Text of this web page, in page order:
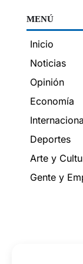
MENÚ
Inicio
Noticias
Opinión
Economía
Deportes
Arte y
Gente y